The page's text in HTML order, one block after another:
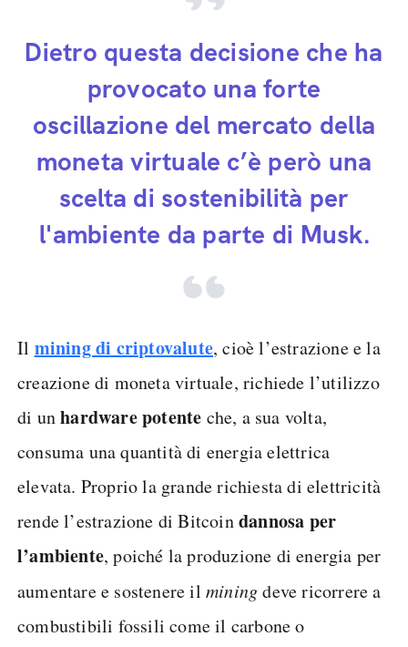
Dietro questa decisione che ha
provocato una forte
oscillazione del mercato della
moneta virtuale c’è però una
scelta di sostenibilità per
l'ambiente da parte di Musk.
Il mining di criptovalute, cioè l’estrazione e la
creazione di moneta virtuale, richiede l’utilizzo
di unhardware potente che, a sua volta,
consuma una quantità di energia elettrica
elevata. Proprio la grande richiesta di elettricità
rende l’estrazione di Bitcoindannosa per
l’ambiente, poiché la produzione di energia per
aumentare e sostenere il miningdeve ricorrere a
combustibili fossili come il carbone o